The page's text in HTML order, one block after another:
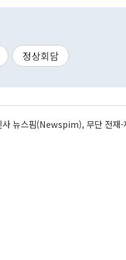
정상회담
사 뉴스핌(Newspim), 무단 전재-